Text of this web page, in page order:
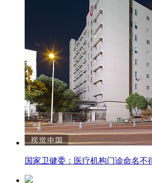
国家卫健委：医疗机构门诊命名不